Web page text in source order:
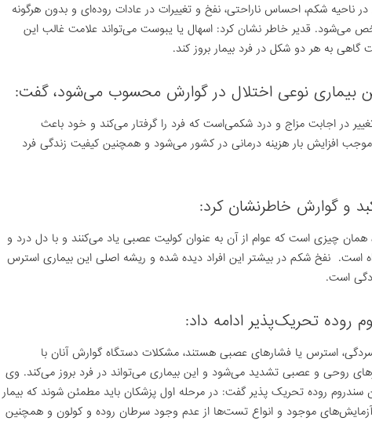
ناحیه شکم، احساس ناراحتی، نفخ و تغییرات در عادات روده‌ای و بدون هرگونه
می‌شود. قدیر خاطر نشان کرد: اسهال یا یبوست می‌تواند علامت غالب این
به هر دو شکل در فرد بیمار بروز کند.
بیماری نوعی اختلال در گوارش محسوب می‌شود، گفت:
در اجابت مزاج و درد شکمی‌است که فرد را گرفتار می‌کند و خود باعث
افزایش بار هزینه درمانی در کشور می‌شود و همچنین کیفیت زندگی فرد
و گوارش خاطرنشان کرد:
همان چیزی است که عوام از آن به عنوان کولیت عصبی یاد می‌کنند و با دل درد و
است. نفخ شکم در بیشتر این افراد دیده شده و ریشه اصلی این بیماری استرس
است.
روده تحریک‌پذیر ادامه داد:
استرس یا فشار‌های عصبی هستند، مشکلات دستگاه گوارش آنان با
روحی و عصبی تشدید می‌شود و این بیماری می‌تواند در فرد بروز می‌کند. وی
سندروم روده تحریک پذیر گفت: در مرحله اول پزشکان باید مطمئن شوند که بیمار
آزمایش‌های موجود و انواع تست‌ها از عدم وجود سرطان روده و کولون و همچنین